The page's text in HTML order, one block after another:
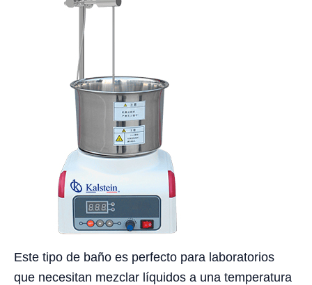
Este tipo de baño es perfecto para laboratorios
que necesitan mezclar líquidos a una temperatura